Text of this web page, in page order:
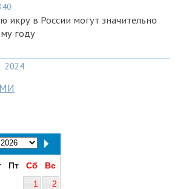
икру в России могут значительно
году
2024
Пт Сб
Вс
1
2